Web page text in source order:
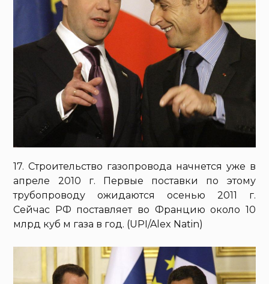
17. Строительство газопровода начнется уже в
апреле 2010 г. Первые поставки по этому
трубопроводу ожидаются осенью 2011 г.
Сейчас РФ поставляет во Францию около 10
млрд куб м газа в год. (UPI/Alex Natin)